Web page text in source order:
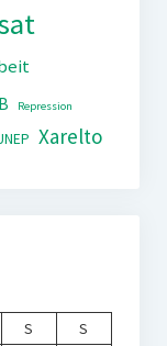
Repression
Xarelto
S
S